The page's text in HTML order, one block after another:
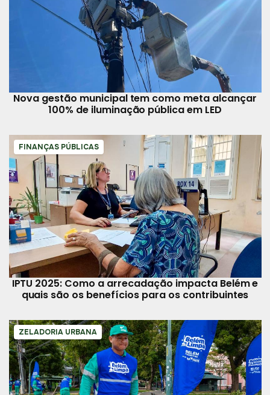
Nova gestão municipal tem como meta alcançar
100% de iluminação pública em LED
FINANÇAS PÚBLICAS
IPTU 2025: Como a arrecadação impacta Belém e
quais são os benefícios para os contribuintes
ZELADORIA URBANA